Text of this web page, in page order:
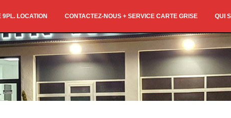
9PL. LOCATION CONTACTEZ-NOUS + SERVICE CARTE GRISE QUI